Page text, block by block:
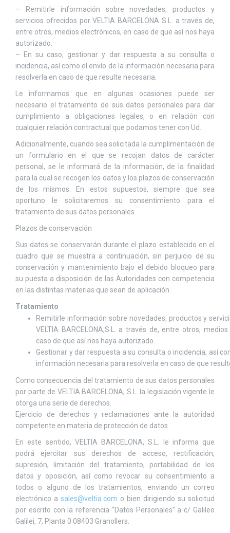
– Remitirle información sobre novedades, productos y
servicios ofrecidos por VELTIA BARCELONA S.L. a través de,
entre otros, medios electrónicos, en caso de que así nos haya
autorizado.
– En su caso, gestionar y dar respuesta a su consulta o
incidencia, así como el envío de la información necesaria para
resolverla en caso de que resulte necesaria.
Le informamos que en algunas ocasiones puede ser
necesario el tratamiento de sus datos personales para dar
cumplimiento a obligaciones legales, o en relación con
cualquier relación contractual que podamos tener con Ud.
Adicionalmente, cuando sea solicitada la cumplimentación de
un formulario en el que se recojan datos de carácter
personal, se le informará de la información, de la finalidad
para la cual se recogen los datos y los plazos de conservación
de los mismos. En estos supuestos, siempre que sea
oportuno le solicitaremos su consentimiento para el
tratamiento de sus datos personales.
Plazos de conservación
Sus datos se conservarán durante el plazo establecido en el
cuadro que se muestra a continuación, sin perjuicio de su
conservación y mantenimiento bajo el debido bloqueo para
su puesta a disposición de las Autoridades con competencia
en las distintas materias que sean de aplicación.
Tratamiento
Remitirle información sobre novedades, productos y
VELTIA BARCELONA,S.L. a través de, entre otros,
caso de que así nos haya autorizado.
Gestionar y dar respuesta a su consulta o incidencia, así
información necesaria para resolverla en caso de que
Como consecuencia del tratamiento de sus datos personales
por parte de VELTIA BARCELONA, S.L. la legislación vigente le
otorga una serie de derechos.
Ejercicio de derechos y reclamaciones ante la autoridad
competente en materia de protección de datos
En este sentido, VELTIA BARCELONA, S.L. le informa que
podrá ejercitar sus derechos de acceso, rectificación,
supresión, limitación del tratamiento, portabilidad de los
datos y oposición, así como revocar su consentimiento a
todos o alguno de los tratamientos, enviando un correo
electrónico a sales@veltia.com o bien dirigiendo su solicitud
por escrito con la referencia “Datos Personales” a c/ Galileo
Galilei, 7, Planta 0 08403 Granollers.